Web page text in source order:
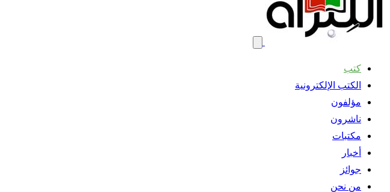
كتب
الكتب الإلكترونية
مؤلفون
ناشرون
مكتبات
أخبار
جوائز
من نحن